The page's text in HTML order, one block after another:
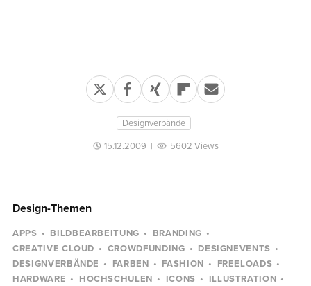
Designverbände
15.12.2009 | 5602 Views
Design-Themen
APPS BILDBEARBEITUNG
BRANDING
CREATIVE CLOUD
CROWDFUNDING
DESIGNEVENTS
DESIGNVERBÄNDE
FARBEN FASHION
FREELOADS
HARDWARE
HOCHSCHULEN ICONS
ILLUSTRATION